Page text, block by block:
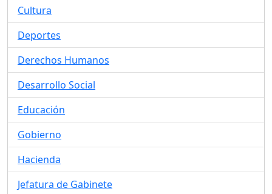
Cultura
Deportes
Derechos Humanos
Desarrollo Social
Educación
Gobierno
Hacienda
Jefatura de Gabinete